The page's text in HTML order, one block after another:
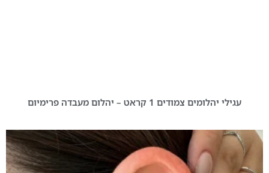
עגילי יהלומים צמודים 1 קראט – יהלום מעבדה פרימיום